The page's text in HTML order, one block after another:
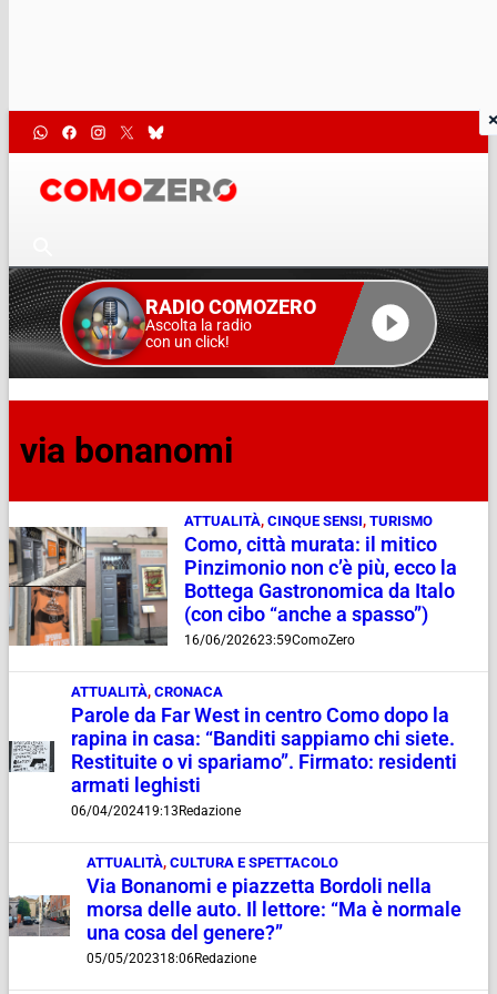
RADIO COMOZERO
Ascolta la radio
con un click!
via bonanomi
ATTUALITÀ, CINQUE SENSI, TURISMO
Como, città murata: il mitico
Pinzimonio non c’è più, ecco la
Bottega Gastronomica da Italo
(con cibo “anche a spasso”)
16/06/202623:59ComoZero
ATTUALITÀ, CRONACA
Parole da Far West in centro Como dopo la
rapina in casa: “Banditi sappiamo chi siete.
Restituite o vi spariamo”. Firmato: residenti
armati leghisti
06/04/202419:13Redazione
ATTUALITÀ, CULTURA E SPETTACOLO
Via Bonanomi e piazzetta Bordoli nella
morsa delle auto. Il lettore: “Ma è normale
una cosa del genere?”
05/05/202318:06Redazione